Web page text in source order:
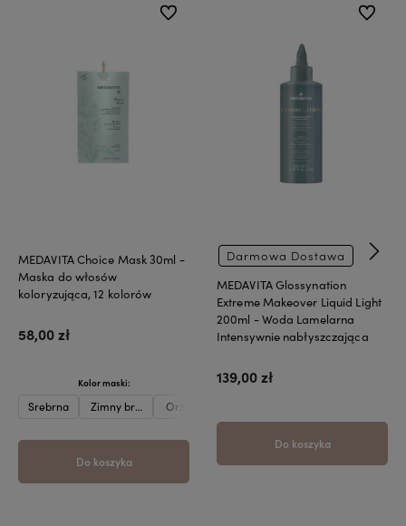
MEDAVITA Choice Mask 30ml -
Maska do włosów
koloryzująca, 12 kolorów
58,00 zł
Do koszyka
Kolor maski:
Srebrna Zimny brąz Orzech laskowy
do ulubionych
Darmowa Dostawa
MEDAVITA Glossynation
Extreme Makeover Liquid Light
200ml - Woda Lamelarna
Intensywnie nabłyszczająca
139,00 zł
Do koszyka
do